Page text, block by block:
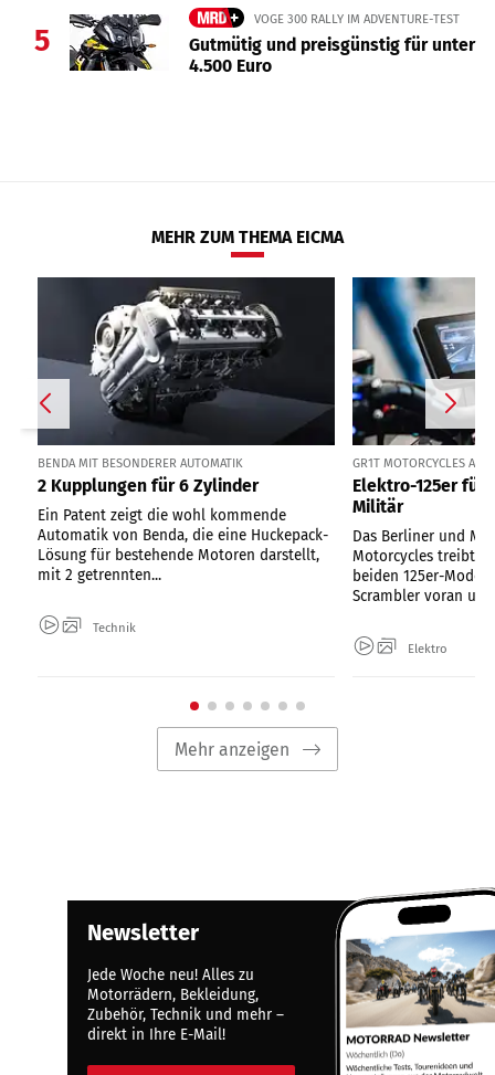
5
VOGE 300 RALLY IM ADVENTURE-TEST
Gutmütig und preisgünstig für unter
4.500 Euro
MEHR ZUM THEMA EICMA
BENDA MIT BESONDERER AUTOMATIK
2 Kupplungen für 6 Zylinder
Ein Patent zeigt die wohl kommende
Automatik von Benda, die eine Huckepack-
Lösung für bestehende Motoren darstellt,
mit 2 getrennten...
Technik
GR1T MOTORCYCLES
Elektro-125er für
Militär
Das Berliner und
Motorcycles treibt
beiden 125er-
Scrambler voran
Elektro
Mehr anzeigen
Newsletter
Jede Woche neu! Alles zu
Motorrädern, Bekleidung,
Zubehör, Technik und mehr –
direkt in Ihre E-Mail!